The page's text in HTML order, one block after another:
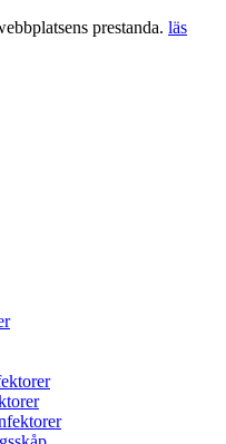
prestanda. läs